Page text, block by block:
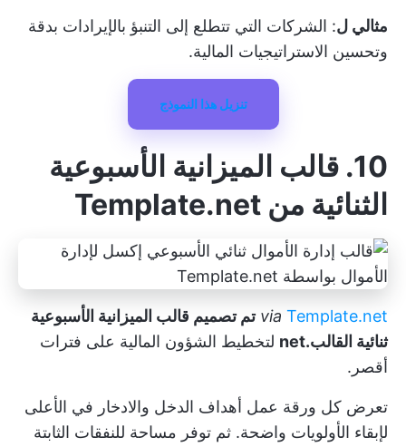
مثالي ل: الشركات التي تتطلع إلى التنبؤ بالإيرادات بدقة
وتحسين الاستراتيجيات المالية.
تنزيل هذا النموذج
10. قالب الميزانية الأسبوعية
الثنائية من Template.net
via Template.net
تم تصميم قالب الميزانية الأسبوعية
ثنائية القالب.net
لتخطيط الشؤون المالية على فترات
أقصر.
تعرض كل ورقة عمل أهداف الدخل والادخار في الأعلى
لإبقاء الأولويات واضحة. ثم توفر مساحة للنفقات الثابتة